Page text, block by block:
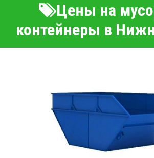
Цены на
контейнеры в